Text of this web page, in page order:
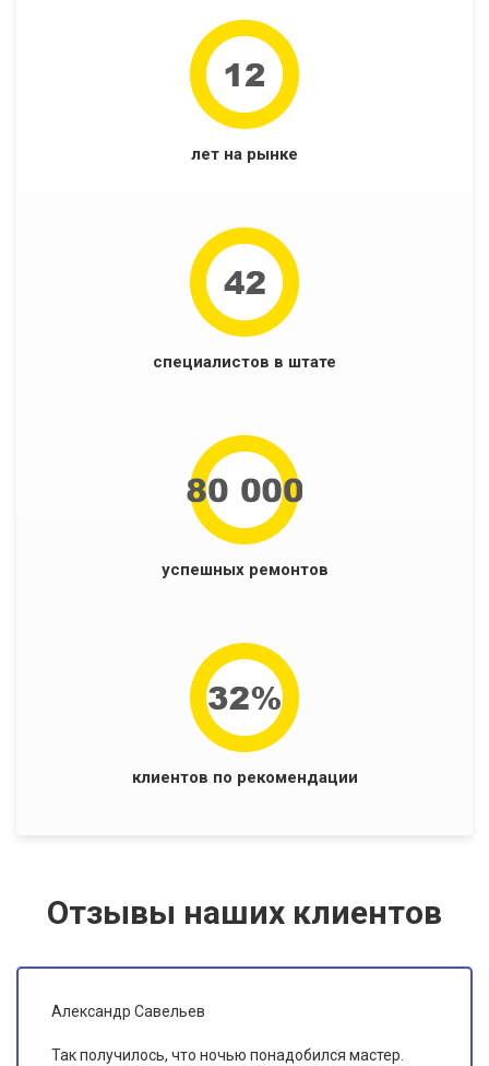
лет на рынке
специалистов в штате
успешных ремонтов
клиентов по рекомендации
Отзывы наших клиентов
Иван Ольховский
Я всегда считал, что мастеры по ремонту плохо